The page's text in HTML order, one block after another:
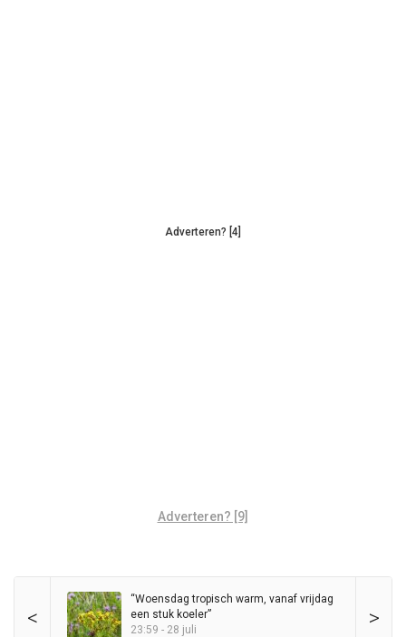
Adverteren? [4]
Adverteren? [9]
< >
“Woensdag tropisch warm, vanaf vrijdag
een stuk koeler”
23:59 - 28 juli